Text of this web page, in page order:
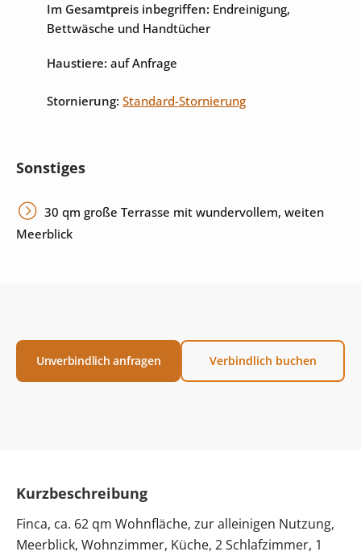
Im Gesamtpreis inbegriffen: Endreinigung,
Bettwäsche und Handtücher
Haustiere: auf Anfrage
Stornierung: Standard-Stornierung
Sonstiges
30 qm große Terrasse mit wundervollem, weiten
Meerblick
Unverbindlich anfragen Verbindlich buchen
Kurzbeschreibung
Finca, ca. 62 qm Wohnfläche, zur alleinigen Nutzung,
Meerblick, Wohnzimmer, Küche, 2 Schlafzimmer, 1